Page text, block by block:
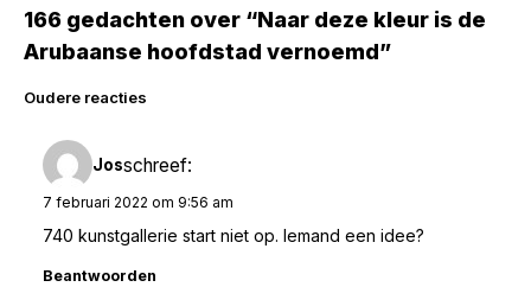
166 gedachten over “Naar deze kleur is de
Arubaanse hoofdstad vernoemd”
Reacties
navigatie
Oudere reacties
Josschreef:
7 februari 2022 om 9:56 am
740 kunstgallerie start niet op. Iemand een idee?
Beantwoorden